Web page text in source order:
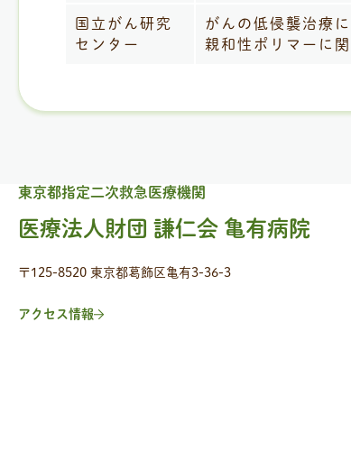
国立がん研究
センター
がんの低侵襲治療
親和性ポリマーに
東京都指定二次救急医療機関
医療法人財団 謙仁会 亀有病院
〒125-8520 東京都葛飾区亀有3-36-3
アクセス情報